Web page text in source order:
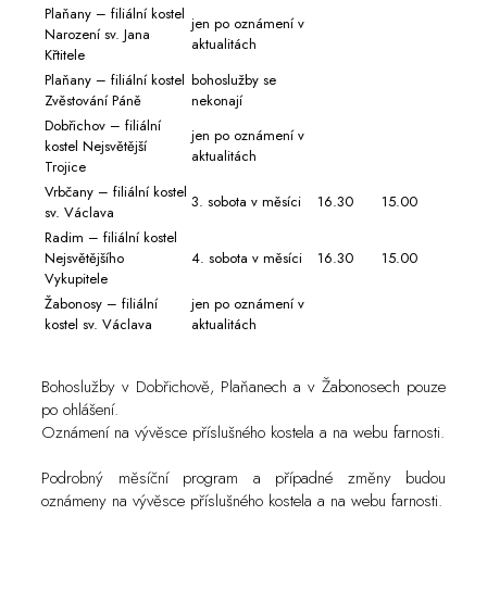
Plaňany – filiální kostel
Narození sv. Jana
Křtitele
jen po oznámení v
aktualitách
Plaňany – filiální kostel
Zvěstování Páně
bohoslužby se
nekonají
Dobřichov – filiální
kostel Nejsvětější
Trojice
jen po oznámení v
aktualitách
Vrbčany – filiální kostel
sv. Václava
3. sobota v měsíci 16.30
15.00
Radim – filiální kostel
Nejsvětějšího
Vykupitele
4. sobota v měsíci 16.30 15.00
Žabonosy – filiální
kostel sv. Václava
jen po oznámení v
aktualitách
Bohoslužby v Dobřichově, Plaňanech a v Žabonosech pouze
po ohlášení.
Oznámení na vývěsce příslušného kostela a na webu farnosti.
Podrobný měsíční program a případné změny budou
oznámeny na vývěsce příslušného kostela a na webu farnosti.